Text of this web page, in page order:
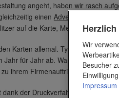
angeht, haben wir rasch
einenAdventskalender
auf die Karte,
Karten allemal. Typische Farben
Jahr für Jahr ab. War es unlängst
ihrem Firmenauftritt passen.
dank der Druckverfahren kein
Wir
Besucher
Impressum